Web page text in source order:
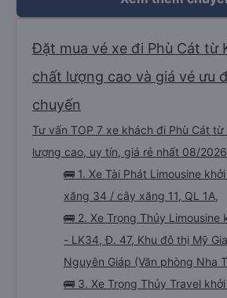
Đặt mua vé xe đi Phù Cát từ
chất lượng cao và giá vé ưu
chuyến
Tư vấn TOP 7 xe khách đi Phù Cát từ
lượng cao, uy tín, giá rẻ nhất 08/2026
🚌 1. Xe Tài Phát Limousine
xăng 34 / cây xăng 11, QL 1A,
🚌 2. Xe Trọng Thủy Limousine
- LK34, Đ. 47, Khu đô thị Mỹ
Nguyên Giáp (Văn phòng Nha
🚌 3. Xe Trọng Thủy Travel